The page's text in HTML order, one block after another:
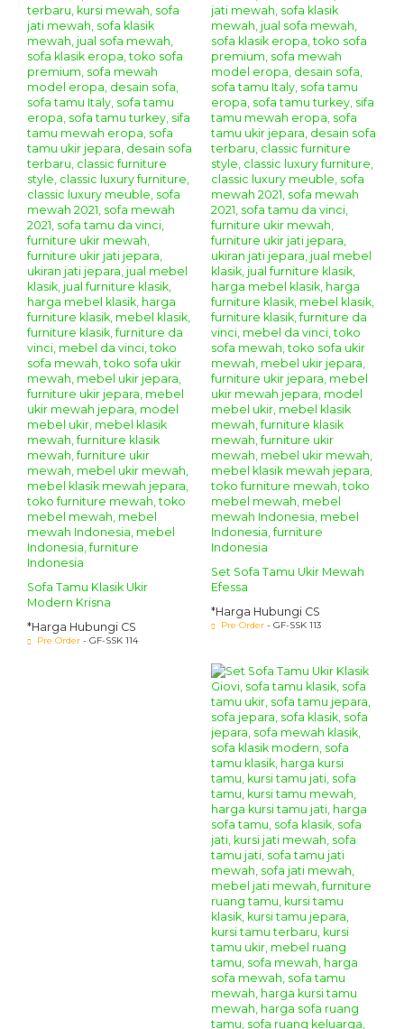
Sofa Tamu Klasik Ukir
Modern Krisna
*Harga Hubungi CS
Pre Order - GF-SSK 114
Set Sofa Tamu Ukir Mewah
Efessa
*Harga Hubungi CS
Pre Order - GF-SSK 113